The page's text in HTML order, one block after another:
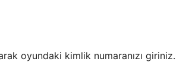
oyundaki kimlik numaranızı giriniz.